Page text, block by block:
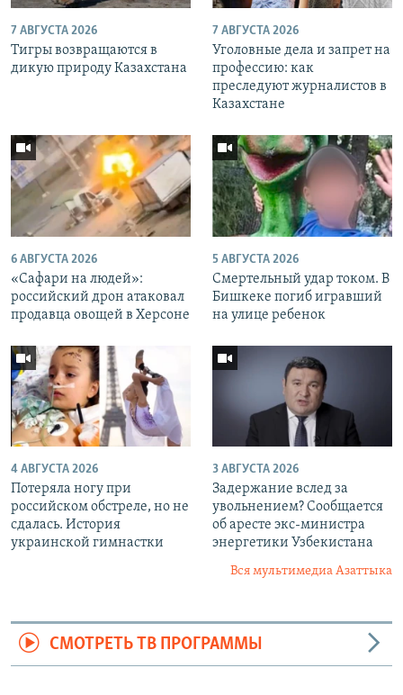
7 АВГУСТА 2026
Тигры возвращаются в
дикую природу Казахстана
7 АВГУСТА 2026
Уголовные дела и запрет на
профессию: как
преследуют журналистов в
Казахстане
6 АВГУСТА 2026
«Cафари на людей»:
российский дрон атаковал
продавца овощей в Херсоне
5 АВГУСТА 2026
Смертельный удар током. В
Бишкеке погиб игравший
на улице ребенок
4 АВГУСТА 2026
Потеряла ногу при
российском обстреле, но не
сдалась. История
украинской гимнастки
3 АВГУСТА 2026
Задержание вслед за
увольнением? Сообщается
об аресте экс-министра
энергетики Узбекистана
Вся мультимедиа Азаттыка
СМОТРЕТЬ ТВ ПРОГРАММЫ